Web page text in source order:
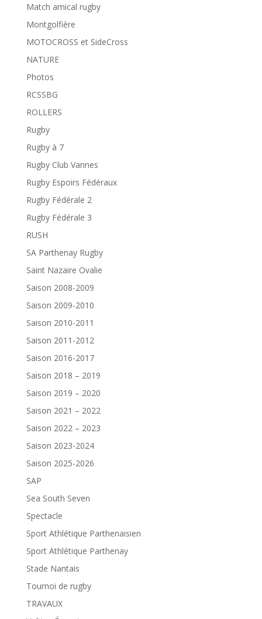
Match amical rugby
Montgolfière
MOTOCROSS et SideCross
NATURE
Photos
RCSSBG
ROLLERS
Rugby
Rugby à 7
Rugby Club Vannes
Rugby Espoirs Fédéraux
Rugby Fédérale 2
Rugby Fédérale 3
RUSH
SA Parthenay Rugby
Saint Nazaire Ovalie
Saison 2008-2009
Saison 2009-2010
Saison 2010-2011
Saison 2011-2012
Saison 2016-2017
Saison 2018 – 2019
Saison 2019 – 2020
Saison 2021 – 2022
Saison 2022 – 2023
Saison 2023-2024
Saison 2025-2026
SAP
Sea South Seven
Spectacle
Sport Athlétique Parthenaisien
Sport Athlétique Parthenay
Stade Nantais
Tournoi de rugby
TRAVAUX